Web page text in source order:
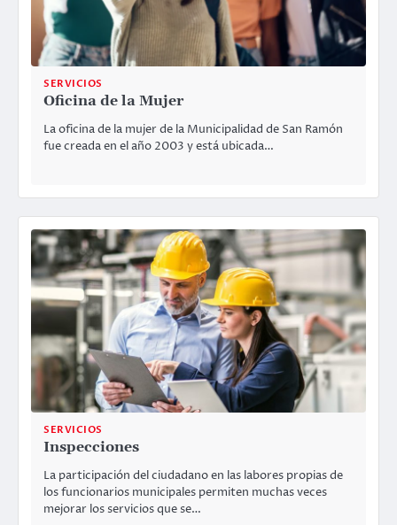
SERVICIOS
Oficina de la Mujer
La oficina de la mujer de la Municipalidad de San Ramón
fue creada en el año 2003 y está ubicada…
SERVICIOS
Inspecciones
La participación del ciudadano en las labores propias de
los funcionarios municipales permiten muchas veces
mejorar los servicios que se…